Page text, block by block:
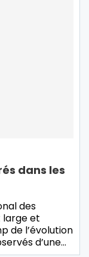
dans les
des
large et
de l’évolution
d’une…